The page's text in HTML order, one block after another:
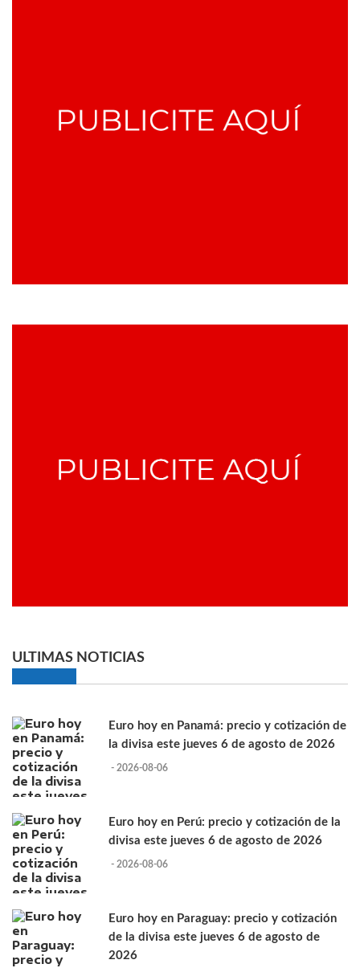
ULTIMAS NOTICIAS
Euro hoy en Panamá: precio y cotización de
la divisa este jueves 6 de agosto de 2026
- 2026-08-06
Euro hoy en Perú: precio y cotización de la
divisa este jueves 6 de agosto de 2026
- 2026-08-06
Euro hoy en Paraguay: precio y cotización
de la divisa este jueves 6 de agosto de
2026